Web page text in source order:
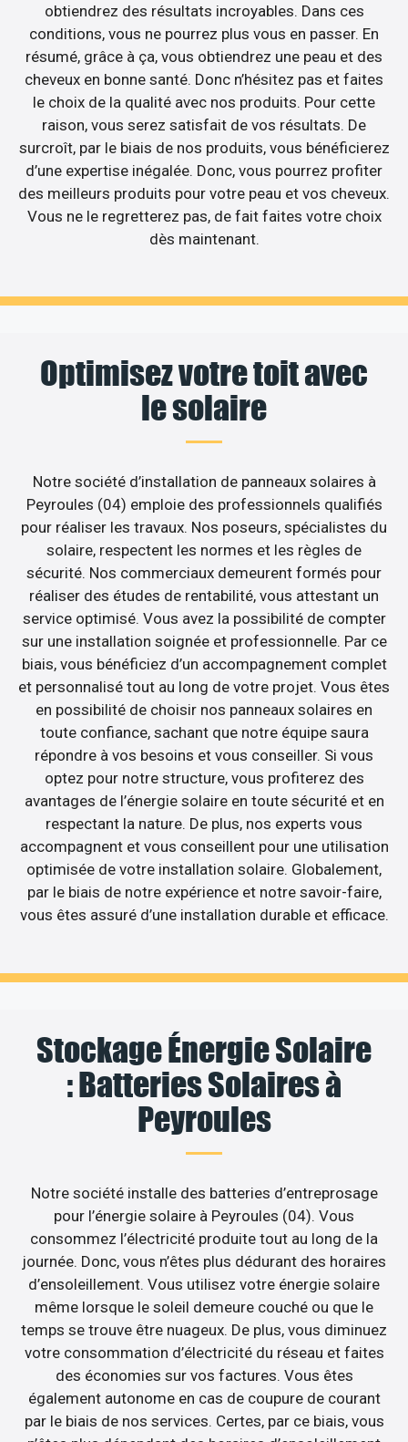
obtiendrez des résultats incroyables. Dans ces
conditions, vous ne pourrez plus vous en passer. En
résumé, grâce à ça, vous obtiendrez une peau et des
cheveux en bonne santé. Donc n’hésitez pas et faites
le choix de la qualité avec nos produits. Pour cette
raison, vous serez satisfait de vos résultats. De
surcroît, par le biais de nos produits, vous bénéficierez
d’une expertise inégalée. Donc, vous pourrez profiter
des meilleurs produits pour votre peau et vos cheveux.
Vous ne le regretterez pas, de fait faites votre choix
dès maintenant.
Optimisez votre toit avec
le solaire
Notre société d’installation de panneaux solaires à
Peyroules (04) emploie des professionnels qualifiés
pour réaliser les travaux. Nos poseurs, spécialistes du
solaire, respectent les normes et les règles de
sécurité. Nos commerciaux demeurent formés pour
réaliser des études de rentabilité, vous attestant un
service optimisé. Vous avez la possibilité de compter
sur une installation soignée et professionnelle. Par ce
biais, vous bénéficiez d’un accompagnement complet
et personnalisé tout au long de votre projet. Vous êtes
en possibilité de choisir nos panneaux solaires en
toute confiance, sachant que notre équipe saura
répondre à vos besoins et vous conseiller. Si vous
optez pour notre structure, vous profiterez des
avantages de l’énergie solaire en toute sécurité et en
respectant la nature. De plus, nos experts vous
accompagnent et vous conseillent pour une utilisation
optimisée de votre installation solaire. Globalement,
par le biais de notre expérience et notre savoir-faire,
vous êtes assuré d’une installation durable et efficace.
Stockage Énergie Solaire
: Batteries Solaires à
Peyroules
Notre société installe des batteries d’entreprosage
pour l’énergie solaire à Peyroules (04). Vous
consommez l’électricité produite tout au long de la
journée. Donc, vous n’êtes plus dédurant des horaires
d’ensoleillement. Vous utilisez votre énergie solaire
même lorsque le soleil demeure couché ou que le
temps se trouve être nuageux. De plus, vous diminuez
votre consommation d’électricité du réseau et faites
des économies sur vos factures. Vous êtes
également autonome en cas de coupure de courant
par le biais de nos services. Certes, par ce biais, vous